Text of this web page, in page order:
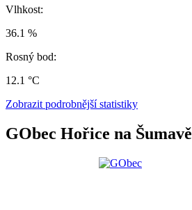
Vlhkost:
36.1 %
Rosný bod:
12.1 °C
Zobrazit podrobnější statistiky
GObec Hořice na Šumavě